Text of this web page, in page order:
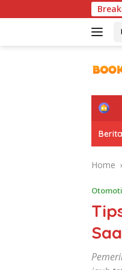
to
Hapus Aturan Wildcard,
H
m
e
Home